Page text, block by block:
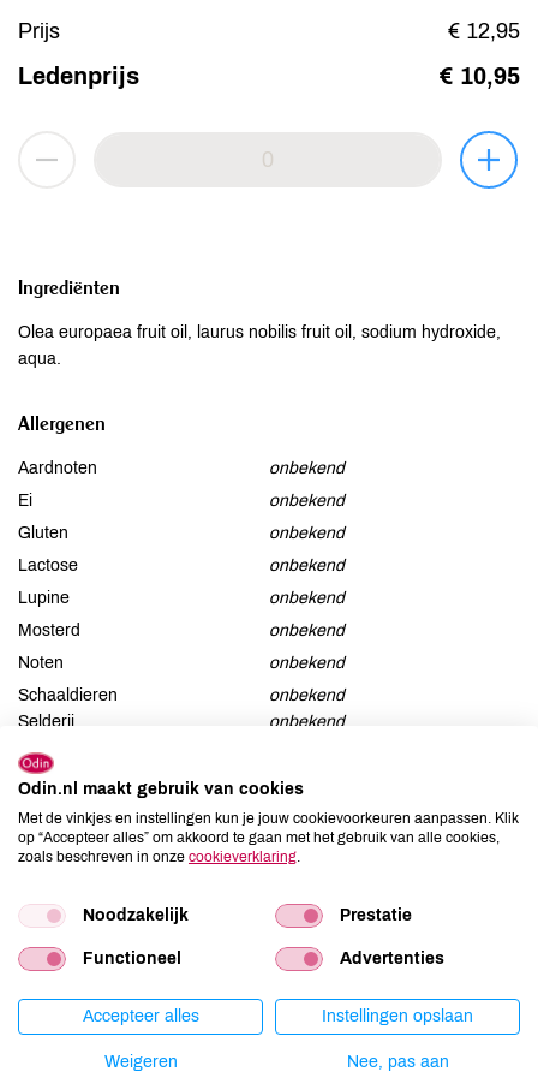
Prijs
€ 12,95
Ledenprijs € 10,95
Ingrediënten
Olea europaea fruit oil, laurus nobilis fruit oil, sodium hydroxide,
aqua.
Allergenen
Aardnoten
onbekend
Ei
onbekend
Gluten
onbekend
Lactose
onbekend
Lupine
onbekend
Mosterd
onbekend
Noten
onbekend
Schaaldieren
onbekend
Selderij
onbekend
Sesam
Soja
onbekend
Vis
onbekend
Weekdieren
onbekend
Land van herkomst
Odin.nl maakt gebruik van cookies
Met de vinkjes en instellingen kun je jouw cookievoorkeuren aanpassen. Klik
op “Accepteer alles” om akkoord te gaan met het gebruik van alle cookies,
zoals beschreven in onze cookieverklaring
Noodzakelijk Prestatie
Functioneel Advertenties
Accepteer alles Instellingen opslaan
Weigeren Nee, pas aan